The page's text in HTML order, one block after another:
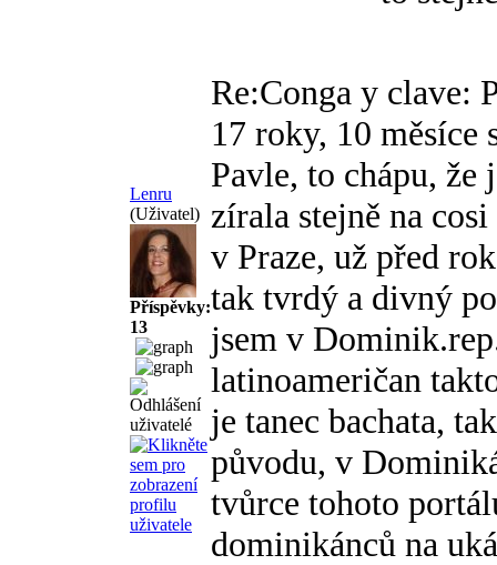
Lenru
(Uživatel)
Příspěvky:
13
Re:Conga y clave:
17 roky, 10 měsíce
Pavle, to chápu,
zírala stejně na
v Praze, už před
tak tvrdý a divný
jsem v
latinoameričan
je tanec bachata,
původu, v
tvůrce tohoto
dominikánců na